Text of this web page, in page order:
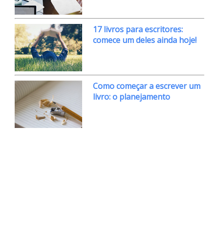
17 livros para escritores:
comece um deles ainda hoje!
Como começar a escrever um
livro: o planejamento